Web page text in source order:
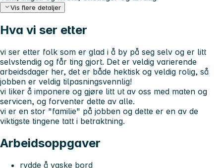
Vis flere detaljer
Hva vi ser etter
vi ser etter folk som er glad i å by på seg selv og er litt
selvstendig og får ting gjort. Det er veldig varierende
arbeidsdager her, det er både hektisk og veldig rolig, så
jobben er veldig tilpasningsvennlig!
vi liker å imponere og gjøre litt ut av oss med maten og
servicen, og forventer dette av alle.
vi er en stor "familie" på jobben og dette er en av de
viktigste tingene tatt i betraktning.
Arbeidsoppgaver
rydde å vaske bord